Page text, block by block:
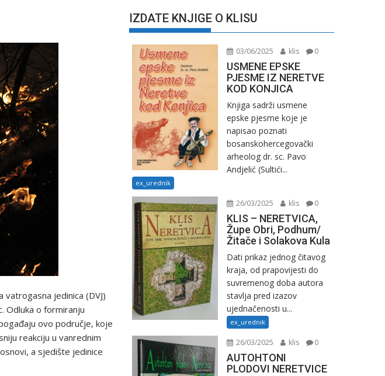
jedinica (DVJ)
Odluka o formiranju
ovo područje, koje
reakciju u vanrednim
a sjedište jedinice
IZDATE KNJIGE O KLISU
03/06/2025 klis 0
USMENE EPSKE
PJESME IZ NERETVE
KOD KONJICA
Knjiga sadrži usmene
epske pjesme koje je
napisao poznati
bosanskohercegovački
arheolog dr. sc. Pavo
Andjelić (Sultići...
ex_urednik
26/03/2025 klis 0
KLIS – NERETVICA,
Župe Obri, Podhum/
Žitače i Solakova Kula
Dati prikaz jednog čitavog
kraja, od prapovijesti do
suvremenog doba autora
stavlja pred izazov
ujednačenosti u...
ex_urednik
26/03/2025 klis 0
AUTOHTONI
PLODOVI NERETVICE